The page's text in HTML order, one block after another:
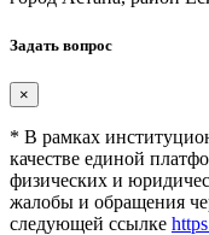
Задать вопрос
×
* В рамках
качестве единой
физических и
жалобы и обращения
следующей ссылке